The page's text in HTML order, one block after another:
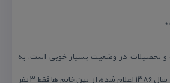
و تحصیلات در وضعیت بسیار خوبی است، به
طوری كه طبق آماری كه در سال ۱۳۸۶ اعلام شده، از بین خانم ها فقط ۳ نفر